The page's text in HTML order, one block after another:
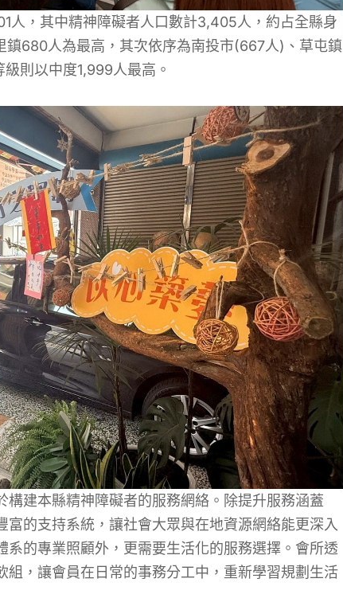
人，其中精神障礙者人口數計3,405人，約占全縣身
680人為最高，其次依序為南投市(667人)、草屯鎮
則以中度1,999人最高。
建本縣精神障礙者的服務網絡。除提升服務涵蓋
的支持系統，讓社會大眾與在地資源網絡能更深入
的專業照顧外，更需要生活化的服務選擇。會所透
，讓會員在日常的事務分工中，重新學習規劃生活